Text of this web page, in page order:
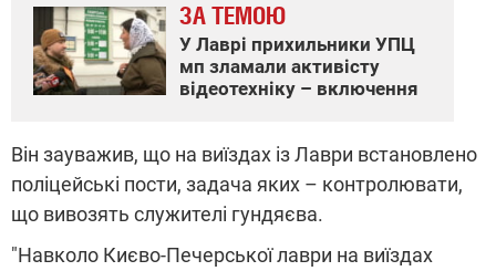
ЗА ТЕМОЮ
У Лаврі прихильники УПЦ
мп зламали активісту
відеотехніку – включення
Він зауважив, що на виїздах із Лаври встановлено
поліцейські пости, задача яких – контролювати,
що вивозять служителі гундяєва.
"Навколо Києво-Печерської лаври на виїздах